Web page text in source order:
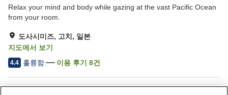
Relax your mind and body while gazing at the vast Pacific Ocean
from your room.
도사시미즈, 고치, 일본
지도에서 보기
4.4 훌륭함 이용 후기 8건